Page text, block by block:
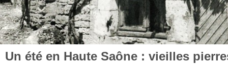
Un été en Haute Saône : vieilles